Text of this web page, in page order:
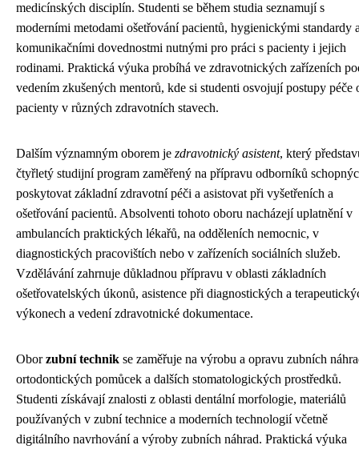
medicínských disciplín. Studenti se během studia seznamují s
moderními metodami ošetřování pacientů, hygienickými standardy
komunikačními dovednostmi nutnými pro práci s pacienty i jejich
rodinami. Praktická výuka probíhá ve zdravotnických zařízeních
vedením zkušených mentorů, kde si studenti osvojují postupy péče
pacienty v různých zdravotních stavech.
Dalším významným oborem je zdravotnický asistent, který
čtyřletý studijní program zaměřený na přípravu odborníků
poskytovat základní zdravotní péči a asistovat při vyšetřeních a
ošetřování pacientů. Absolventi tohoto oboru nacházejí uplatnění v
ambulancích praktických lékařů, na odděleních nemocnic, v
diagnostických pracovištích nebo v zařízeních sociálních služeb.
Vzdělávání zahrnuje důkladnou přípravu v oblasti základních
ošetřovatelských úkonů, asistence při diagnostických a
výkonech a vedení zdravotnické dokumentace.
Oborzubní technik se zaměřuje na výrobu a opravu zubních
ortodontických pomůcek a dalších stomatologických prostředků.
Studenti získávají znalosti z oblasti dentální morfologie, materiálů
používaných v zubní technice a moderních technologií včetně
digitálního navrhování a výroby zubních náhrad. Praktická výuka